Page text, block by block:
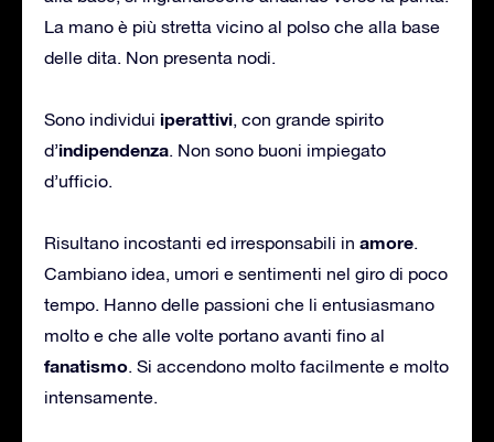
La mano è più stretta vicino al polso che alla base
delle dita. Non presenta nodi.
Sono individui iperattivi, con grande spirito
d’indipendenza. Non sono buoni impiegato
d’ufficio.
Risultano incostanti ed irresponsabili in amore.
Cambiano idea, umori e sentimenti nel giro di poco
tempo. Hanno delle passioni che li entusiasmano
molto e che alle volte portano avanti fino al
fanatismo. Si accendono molto facilmente e molto
intensamente.